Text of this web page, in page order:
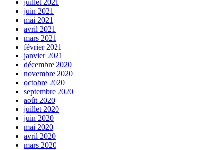
juillet 2021
juin 2021
mai 2021
avril 2021
mars 2021
février 2021
janvier 2021
décembre 2020
novembre 2020
octobre 2020
septembre 2020
août 2020
juillet 2020
juin 2020
mai 2020
avril 2020
mars 2020